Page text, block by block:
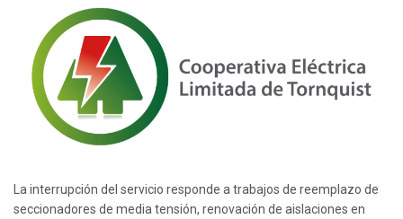
La interrupción del servicio responde a trabajos de reemplazo de
seccionadores de media tensión, renovación de aislaciones en